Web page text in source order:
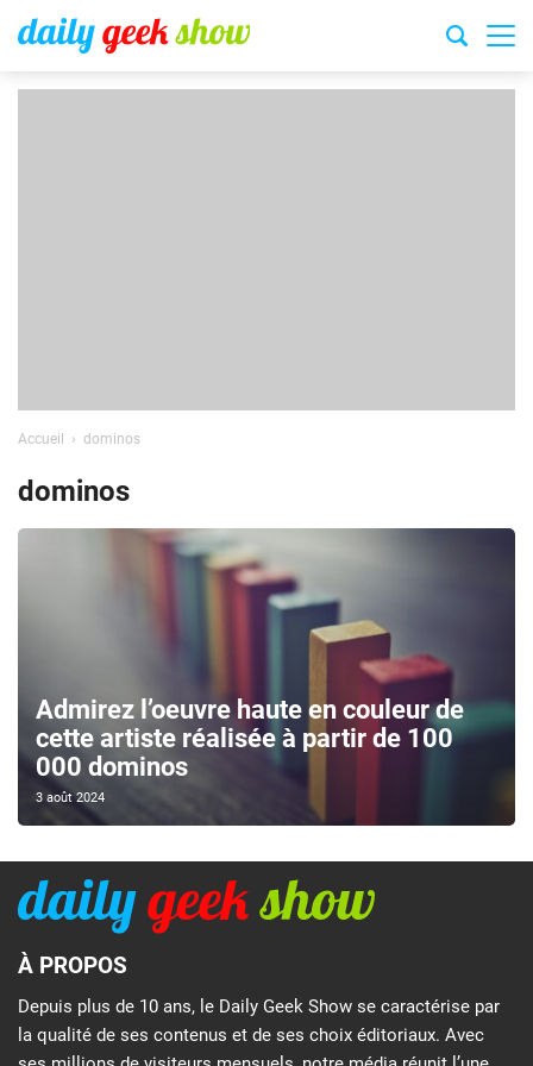
Accueil dominos
dominos
Admirez l’oeuvre haute en couleur de
cette artiste réalisée à partir de 100
000 dominos
3 août 2024
À PROPOS
Depuis plus de 10 ans, le Daily Geek Show se caractérise par
la qualité de ses contenus et de ses choix éditoriaux. Avec